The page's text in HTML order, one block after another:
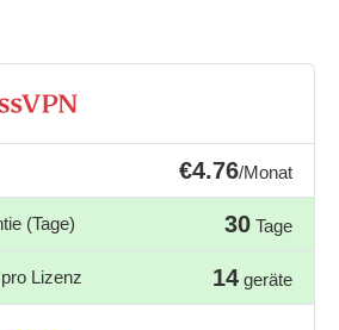
€4.76/Monat
(Tage) 30 Tage
Lizenz 14 geräte